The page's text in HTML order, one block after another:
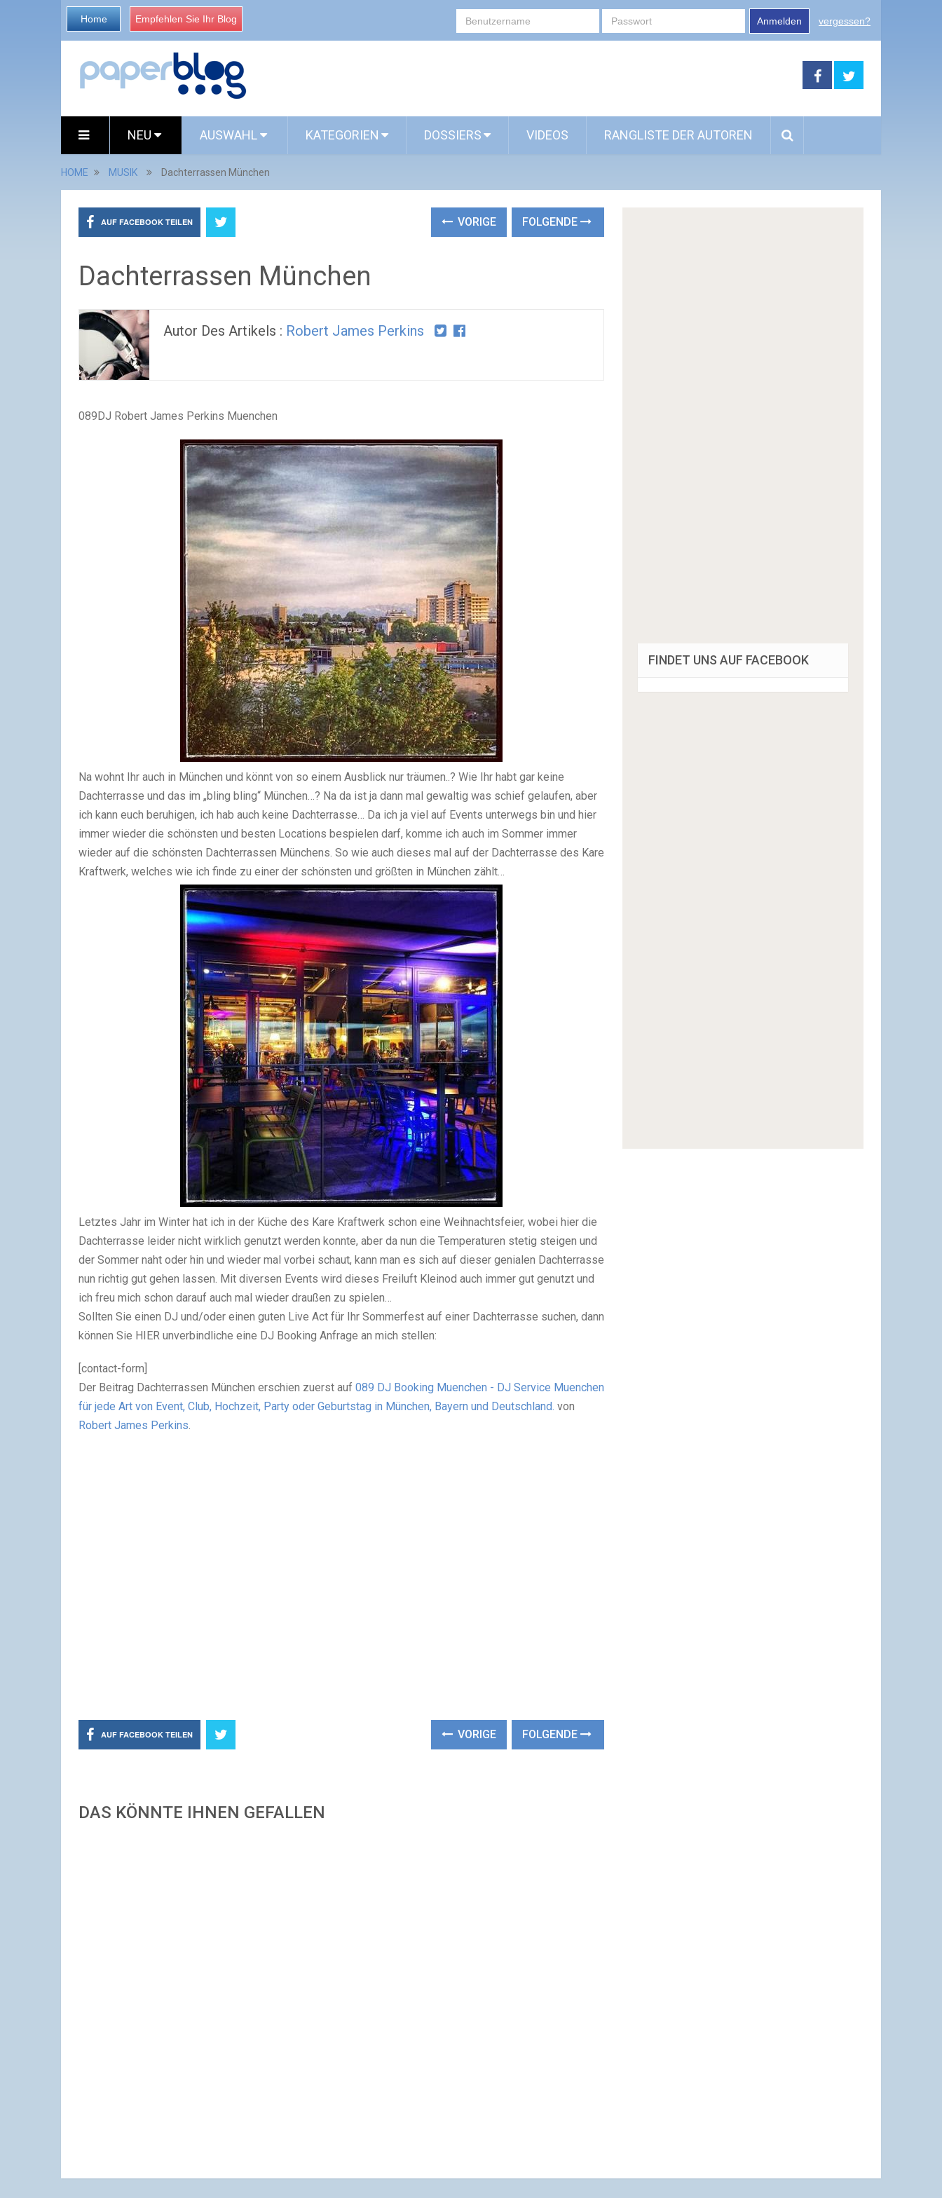
Home Empfehlen Sie Ihr Blog Anmelden vergessen?
NEU AUSWAHL KATEGORIEN DOSSIERS VIDEOS RANGLISTE DER AUTOREN
HOME MUSIK Dachterrassen München
AUF FACEBOOK TEILEN VORIGE FOLGENDE
Dachterrassen München
Autor Des Artikels : Robert James Perkins
089DJ Robert James Perkins Muenchen
Na wohnt Ihr auch in München und könnt von so einem Ausblick nur träumen..? Wie Ihr habt gar keine
Dachterrasse und das im „bling bling“ München…? Na da ist ja dann mal gewaltig was schief gelaufen, aber
ich kann euch beruhigen, ich hab auch keine Dachterrasse… Da ich ja viel auf Events unterwegs bin und hier
immer wieder die schönsten und besten Locations bespielen darf, komme ich auch im Sommer immer
wieder auf die schönsten Dachterrassen Münchens. So wie auch dieses mal auf der Dachterrasse des Kare
Kraftwerk, welches wie ich finde zu einer der schönsten und größten in München zählt…
Letztes Jahr im Winter hat ich in der Küche des Kare Kraftwerk schon eine Weihnachtsfeier, wobei hier die
Dachterrasse leider nicht wirklich genutzt werden konnte, aber da nun die Temperaturen stetig steigen und
der Sommer naht oder hin und wieder mal vorbei schaut, kann man es sich auf dieser genialen Dachterrasse
nun richtig gut gehen lassen. Mit diversen Events wird dieses Freiluft Kleinod auch immer gut genutzt und
ich freu mich schon darauf auch mal wieder draußen zu spielen…
Sollten Sie einen DJ und/oder einen guten Live Act für Ihr Sommerfest auf einer Dachterrasse suchen, dann
können Sie HIER unverbindliche eine DJ Booking Anfrage an mich stellen:
[contact-form]
Der Beitrag Dachterrassen München erschien zuerst auf 089 DJ Booking Muenchen - DJ Service Muenchen
für jede Art von Event, Club, Hochzeit, Party oder Geburtstag in München, Bayern und Deutschland. von
Robert James Perkins
AUF FACEBOOK TEILEN VORIGE FOLGENDE
DAS KÖNNTE IHNEN GEFALLEN
FINDET UNS AUF FACEBOOK